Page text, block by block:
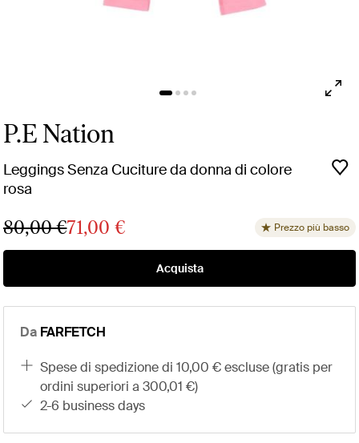
P.E Nation
Leggings Senza Cuciture da donna di colore
rosa
80,00 €71,00 € Prezzo più basso
Acquista
Da FARFETCH
spese di spedizione di 10,00 € escluse (gratis per
ordini superiori a 300,01 €)
2-6 business days